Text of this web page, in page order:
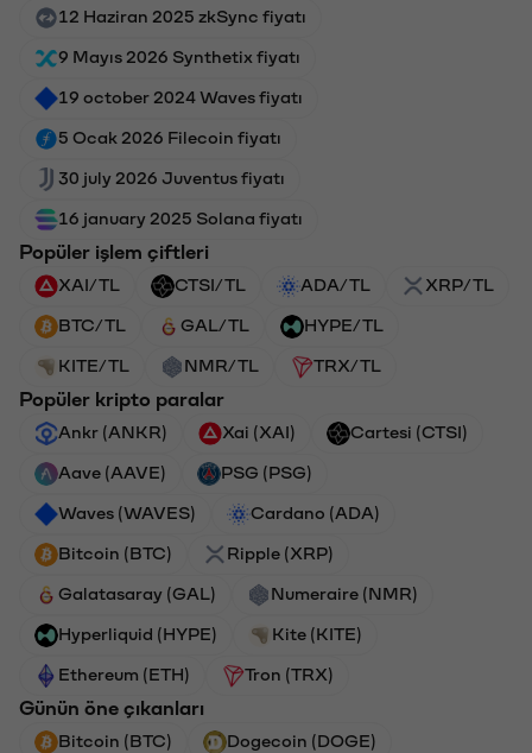
12 Haziran 2025 zkSync fiyatı
9 Mayıs 2026 Synthetix fiyatı
19 october 2024 Waves fiyatı
5 Ocak 2026 Filecoin fiyatı
30 july 2026 Juventus fiyatı
16 january 2025 Solana fiyatı
Popüler işlem çiftleri
XAI/TL CTSI/TL ADA/TL XRP/TL
BTC/TL GAL/TL HYPE/TL
KITE/TL NMR/TL TRX/TL
Popüler kripto paralar
Ankr (ANKR) Xai (XAI) Cartesi (CTSI)
Aave (AAVE) PSG (PSG)
Waves (WAVES) Cardano (ADA)
Bitcoin (BTC) Ripple (XRP)
Galatasaray (GAL) Numeraire (NMR)
Hyperliquid (HYPE) Kite (KITE)
Ethereum (ETH) Tron (TRX)
Günün öne çıkanları
Bitcoin (BTC) Dogecoin (DOGE)